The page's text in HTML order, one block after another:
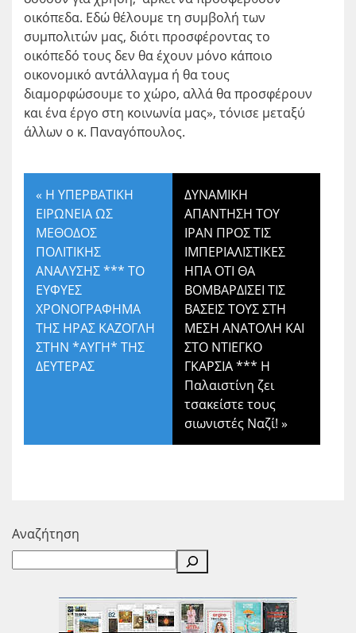
οικόπεδα. Εδώ θέλουμε τη συμβολή των
συμπολιτών μας, διότι προσφέροντας το
οικόπεδό τους δεν θα έχουν μόνο κάποιο
οικονομικό αντάλλαγμα ή θα τους
διαμορφώσουμε το χώρο, αλλά θα προσφέρουν
και ένα έργο στη κοινωνία μας», τόνισε μεταξύ
άλλων ο κ. Παναγόπουλος.
« Η ΥΠΕΡΒΑΤΙΚΗ
ΕΙΡΩΝΕΙΑ ΩΣ
ΜΕΘΟΔΟΣ
ΠΟΛΙΤΙΚΗΣ
ΑΝΑΛΥΣΗΣ *** ΤΟ
ΕΥΦΥΕΣ
ΧΡΟΝΟΓΡΑΦΗΜΑ
ΤΗΣ ΗΡΑΣ ΚΑΖΟΓΛΗ
ΣΤΗΝ *ΑΥΓΗ* ΤΗΣ
ΔΕΥΤΕΡΑΣ
ΔΥΝΑΜΙΚΗ
ΑΠΑΝΤΗΣΗ ΤΟΥ
ΙΡΑΝ ΠΡΟΣ ΤΙΣ
ΙΜΠΕΡΙΑΛΙΣΤΙΚΕΣ
ΗΠΑ ΟΤΙ ΘΑ
ΒΟΜΒΑΡΔΙΣΕΙ ΤΙΣ
ΒΑΣΕΙΣ ΤΟΥΣ ΣΤΗ
ΜΕΣΗ ΑΝΑΤΟΛΗ ΚΑΙ
ΣΤΟ ΝΤΙΕΓΚΟ
ΓΚΑΡΣΙΑ *** Η
Παλαιστίνη ζει
τσακείστε τους
σιωνιστές Ναζί! »
Αναζήτηση